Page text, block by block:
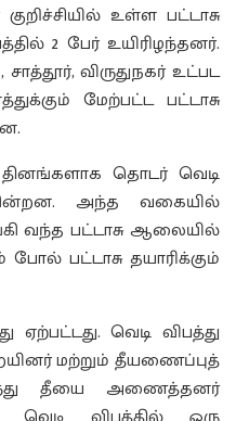
உள்ள பட்டாசு
2 பேர் உயிரிழந்தனர்.
சாத்தூர், விருதுநகர் உட்பட
மேற்பட்ட பட்டாசு
தொடர் வெடி
அந்த வகையில்
வந்த பட்டாசு ஆலையில்
பட்டாசு தயாரிக்கும்
வெடி விபத்து
மற்றும் தீயணைப்புத்
தீயை அணைத்தனர்